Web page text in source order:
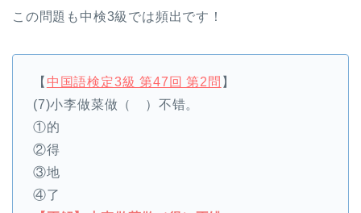
この問題も中検3級では頻出です！
【 中国語検定3級 第47回 第2問 】
(7)小李做菜做（ ）不错。
①的
②得
③地
④了